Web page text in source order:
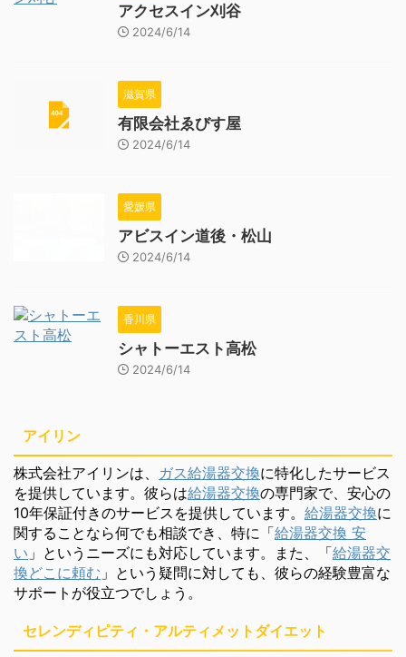
アクセスイン刈谷
2024/6/14
滋賀県
有限会社ゑびす屋
2024/6/14
愛媛県
アビスイン道後・松山
2024/6/14
香川県
シャトーエスト高松
2024/6/14
アイリン
株式会社アイリンは、 ガス給湯器交換に特化したサービス
を提供しています。彼らは給湯器交換の専門家で、安心の
10年保証付きのサービスを提供しています。 給湯器交換に
関することなら何でも相談でき、特に「給湯器交換 安
い 」というニーズにも対応しています。また、「給湯器交
換どこに頼む 」という疑問に対しても、彼らの経験豊富な
サポートが役立つでしょう。
セレンディピティ・アルティメットダイエット